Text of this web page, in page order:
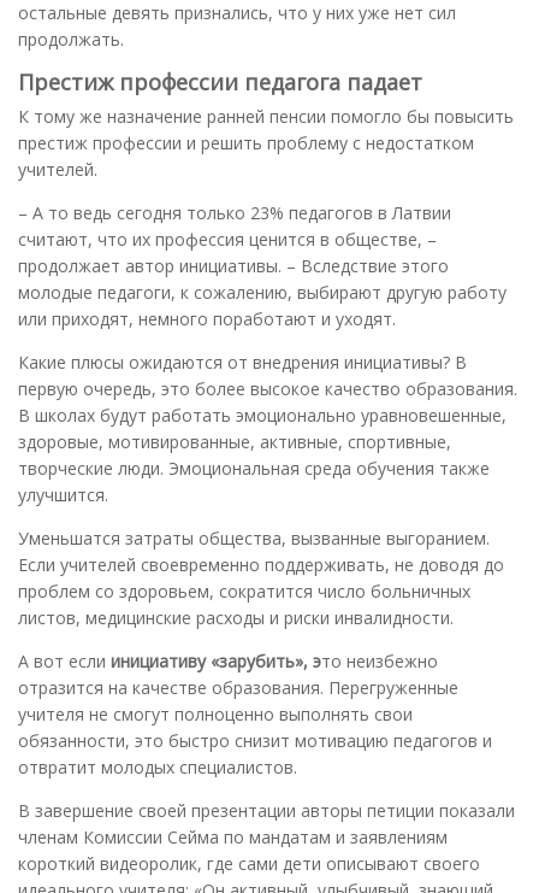
остальные девять признались, что у них уже нет сил
продолжать.
Престиж профессии педагога падает
К тому же назначение ранней пенсии помогло бы повысить
престиж профессии и решить проблему с недостатком
учителей.
– А то ведь сегодня только 23% педагогов в Латвии
считают, что их профессия ценится в обществе, –
продолжает автор инициативы. – Вследствие этого
молодые педагоги, к сожалению, выбирают другую работу
или приходят, немного поработают и уходят.
Какие плюсы ожидаются от внедрения инициативы? В
первую очередь, это более высокое качество образования.
В школах будут работать эмоционально уравновешенные,
здоровые, мотивированные, активные, спортивные,
творческие люди. Эмоциональная среда обучения также
улучшится.
Уменьшатся затраты общества, вызванные выгоранием.
Если учителей своевременно поддерживать, не доводя до
проблем со здоровьем, сократится число больничных
листов, медицинские расходы и риски инвалидности.
А вот если инициативу «зарубить», это неизбежно
отразится на качестве образования. Перегруженные
учителя не смогут полноценно выполнять свои
обязанности, это быстро снизит мотивацию педагогов и
отвратит молодых специалистов.
В завершение своей презентации авторы петиции показали
членам Комиссии Сейма по мандатам и заявлениям
короткий видеоролик, где сами дети описывают своего